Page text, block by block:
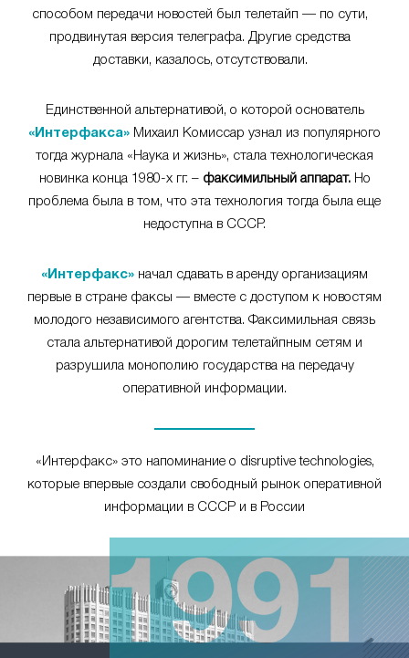
способом передачи новостей был телетайп — по сути,
продвинутая версия телеграфа. Другие средства
доставки, казалось, отсутствовали.
Единственной альтернативой, о которой основатель
«Интерфакса» Михаил Комиссар узнал из популярного
тогда журнала «Наука и жизнь», стала технологическая
новинка конца 1980-х гг. – факсимильный аппарат.Но
проблема была в том, что эта технология тогда была еще
недоступна в СССР.
«Интерфакс» начал сдавать в аренду организациям
первые в стране факсы — вместе с доступом к новостям
молодого независимого агентства. Факсимильная связь
стала альтернативой дорогим телетайпным сетям и
разрушила монополию государства на передачу
оперативной информации.
«Интерфакс» это напоминание о disruptive technologies,
которые впервые создали свободный рынок оперативной
информации в СССР и в России